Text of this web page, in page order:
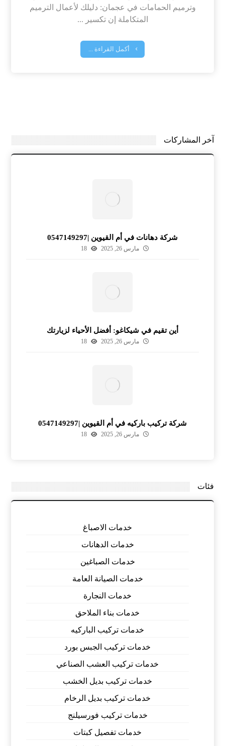
وترميم الحمامات في عجمان: دليلك لأعمال الترميم
المتكاملة إن تكسير ...
أكمل القراءة ...
آخر المشاركات
شركة دهانات في أم القيوين |0547149297
مارس 26, 2025 18
أين تقيم في شيكاغو: أفضل الأحياء لزيارتك
مارس 26, 2025 18
شركة تركيب باركيه في أم القيوين |0547149297
مارس 26, 2025 18
فئات
خدمات الاصباغ
خدمات الدهانات
خدمات الصباغين
خدمات الصيانة العامة
خدمات النجارة
خدمات بناء الملاحق
خدمات تركيب الباركيه
خدمات تركيب الجبس بورد
خدمات تركيب العشب الصناعي
خدمات تركيب بديل الخشب
خدمات تركيب بديل الرخام
خدمات تركيب فورسيلنج
خدمات تفصيل كبتات